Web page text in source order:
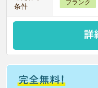
条件
ブランク